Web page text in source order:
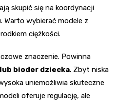
skupić się na koordynacji
Warto wybierać modele z
ciężkości.
znaczenie. Powinna
bioder dziecka. Zbyt niska
uniemożliwia skuteczne
oferuje regulację, ale